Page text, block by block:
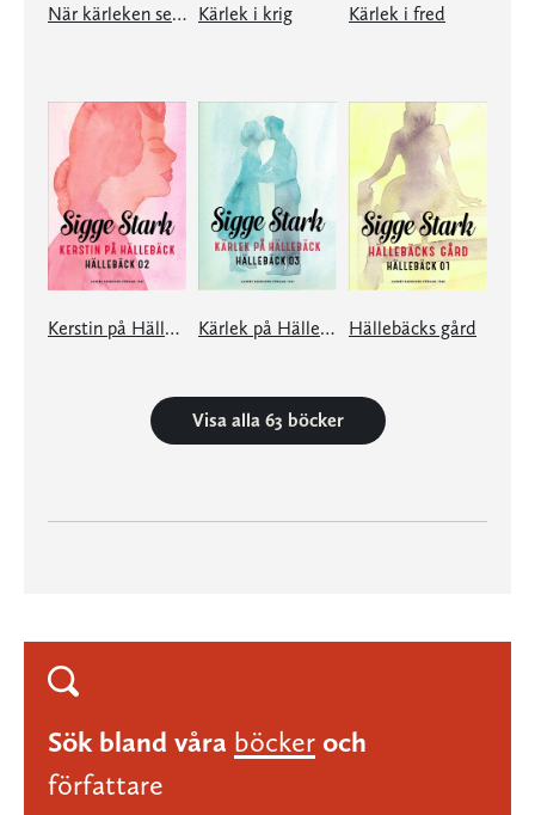
När kärleken segrar Kärlek i krig Kärlek i fred
Kerstin på Hällebäck Kärlek på Hällebäck Hällebäcks gård
Visa alla 63 böcker
Sök bland våra böcker och
författare